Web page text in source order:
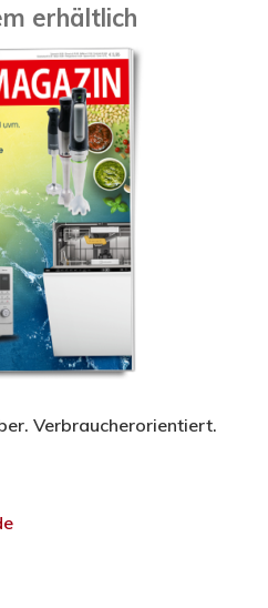
erhältlich
Verbraucherorientiert.